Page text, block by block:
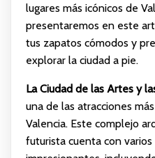
lugares más icónicos de
presentaremos en este
tus zapatos cómodos y
explorar la ciudad a pie.
La Ciudad de las Artes y
una de las atracciones
Valencia. Este complejo
futurista cuenta con varios